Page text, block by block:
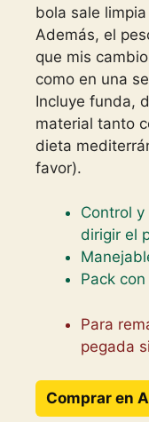
bola sale
Además, el
que mis
como en una
Incluye funda,
material tanto
dieta
favor).
Control
dirigir el
Pack
Para
pegada
Comprar en